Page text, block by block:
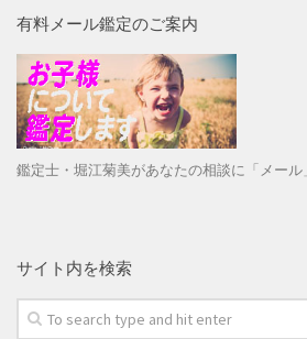
有料メール鑑定のご案内
鑑定士・堀江菊美があなたの相談に「メール
サイト内を検索